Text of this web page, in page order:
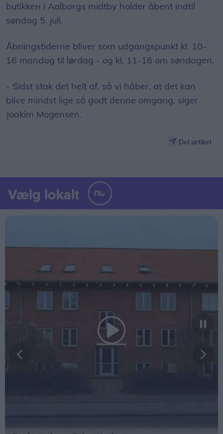
butikken i Aalborgs midtby holder åbent indtil
søndag 5. juli.
Åbningstiderne bliver som udgangspunkt kl. 10-
16 mandag til lørdag - og kl. 11-16 om søndagen.
- Sidst stak det helt af, så vi håber, at det kan
blive mindst lige så godt denne omgang, siger
Joakim Mogensen.
Del artikel